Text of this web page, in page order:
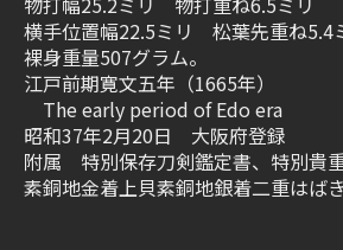
横手位置幅22.5ミリ 松葉先重ね5.4
裸身重量507グラム。
江戸前期寛文五年（1665年）
The early period of Edo era
昭和37年2月20日 大阪府登録
附属 特別保存刀剣鑑定書、特別貴
素銅地金着上貝素銅地銀着二重はば